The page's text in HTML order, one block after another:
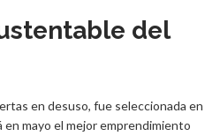
del
en desuso, fue seleccionada en
mayo el mejor emprendimiento